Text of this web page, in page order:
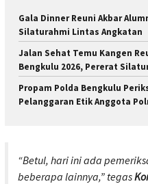
Gala Dinner Reuni Akbar
Silaturahmi Lintas Angkatan
Jalan Sehat Temu Kangen
Bengkulu 2026, Pererat
Propam Polda Bengkulu
Pelanggaran Etik Anggota
“Betul, hari ini ada
beberapa lainnya,” tegas